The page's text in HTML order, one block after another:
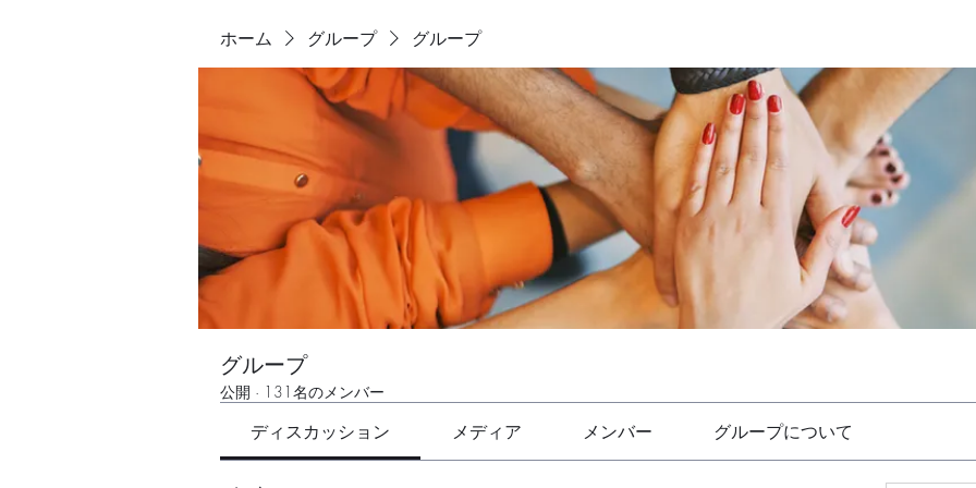
ホーム グループ グループ
グループ
公開 · 131名のメンバー
ディスカッション メディア メンバー グループについて